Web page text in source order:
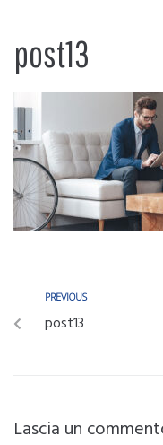
post13
PREVIOUS
post13
Lascia un